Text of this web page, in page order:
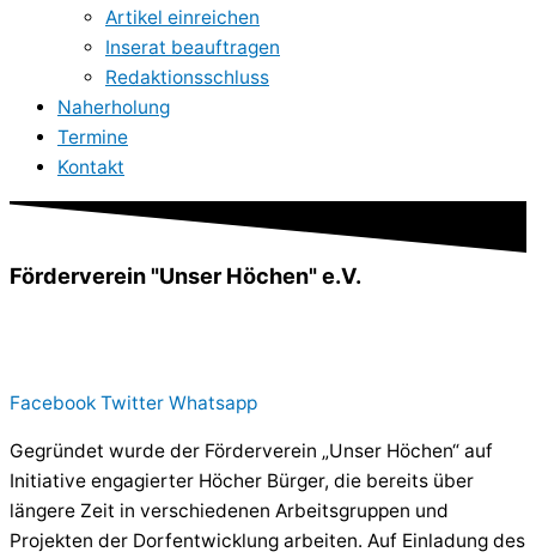
Artikel einreichen
Inserat beauftragen
Redaktionsschluss
Naherholung
Termine
Kontakt
Förderverein "Unser Höchen" e.V.
Facebook Twitter Whatsapp
Gegründet wurde der Förderverein „Unser Höchen“ auf
Initiative engagierter Höcher Bürger, die bereits über
längere Zeit in verschiedenen Arbeitsgruppen und
Projekten der Dorfentwicklung arbeiten. Auf Einladung des